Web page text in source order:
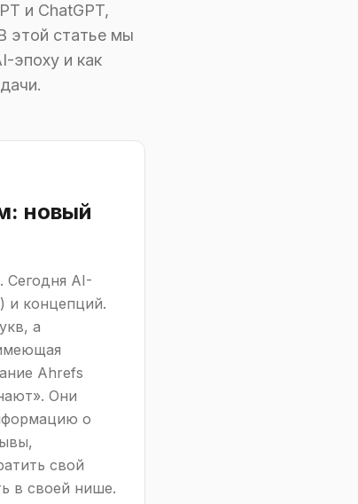
и ChatGPT,
этой статье мы
эпоху и как
новый
Сегодня AI-
и концепций.
а
Ahrefs
Они
о
свой
в своей нише.